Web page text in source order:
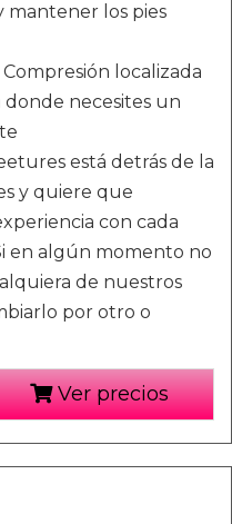
mantener los pies
localizada
necesites un
está detrás de la
y quiere que
con cada
en algún momento no
de nuestros
por otro o
Ver precios